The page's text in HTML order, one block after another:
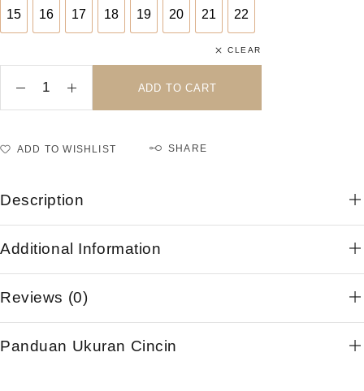
15
15
16
16
17
17
18
18
19
19
20
20
21
21
22
22
CLEAR
ADD TO CART
ADD TO WISHLIST SHARE
Description
Additional Information
Reviews (0)
Panduan Ukuran Cincin